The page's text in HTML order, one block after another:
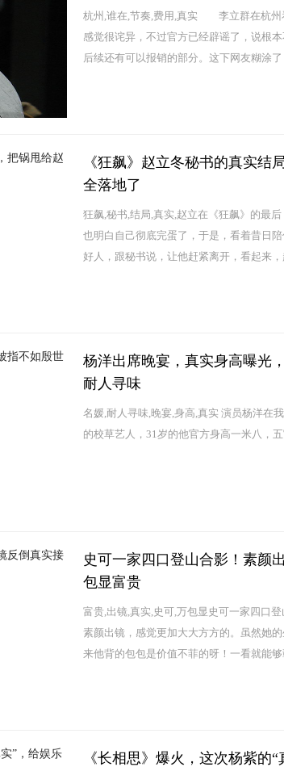
杭州,谁在,节奏,费用,真实 李立群在杭州
感觉很诧异，不过官方已经辟谣了，说根
后续还有可以报销的部分。这下网友糊
《狂飙》赵立冬秘书的真实结
全落地了
狂飙,秘书,结局,真实,赵立在《狂飙》的最
也明白自己彻底完蛋了，于是，看着昔日
好人，跟秘书说，让他赶紧离开，看起来
杨洋出席晚宴，真实身高曝光
耐人寻味
名媛,耐人寻味,晚宴,身高,真实 演员杨洋在
的校草艺人，31岁的他官方身高一米八，五
史可一家四口登山合影！素颜
包显富贵
富贵,出镜,真实,史可,万包显史可一家四口
素颜出镜，感觉更加大大方方的。虽然她
来他背的包包是价值不菲的呀！一看就能
《长相思》爆火，这次杨紫的